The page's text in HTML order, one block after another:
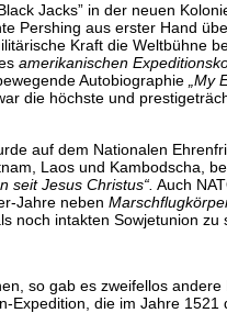
Jacks” in der neuen
Pershing aus erster Hand
Kraft die Weltbühne
amerikanischen
Autobiographie„My
die höchste und
auf dem Nationalen
Laos und Kambodscha,
seit Jesus Christus“. Auch
Jahre neben
noch intakten Sowjetunion zu
so gab es zweifellos
die im Jahre